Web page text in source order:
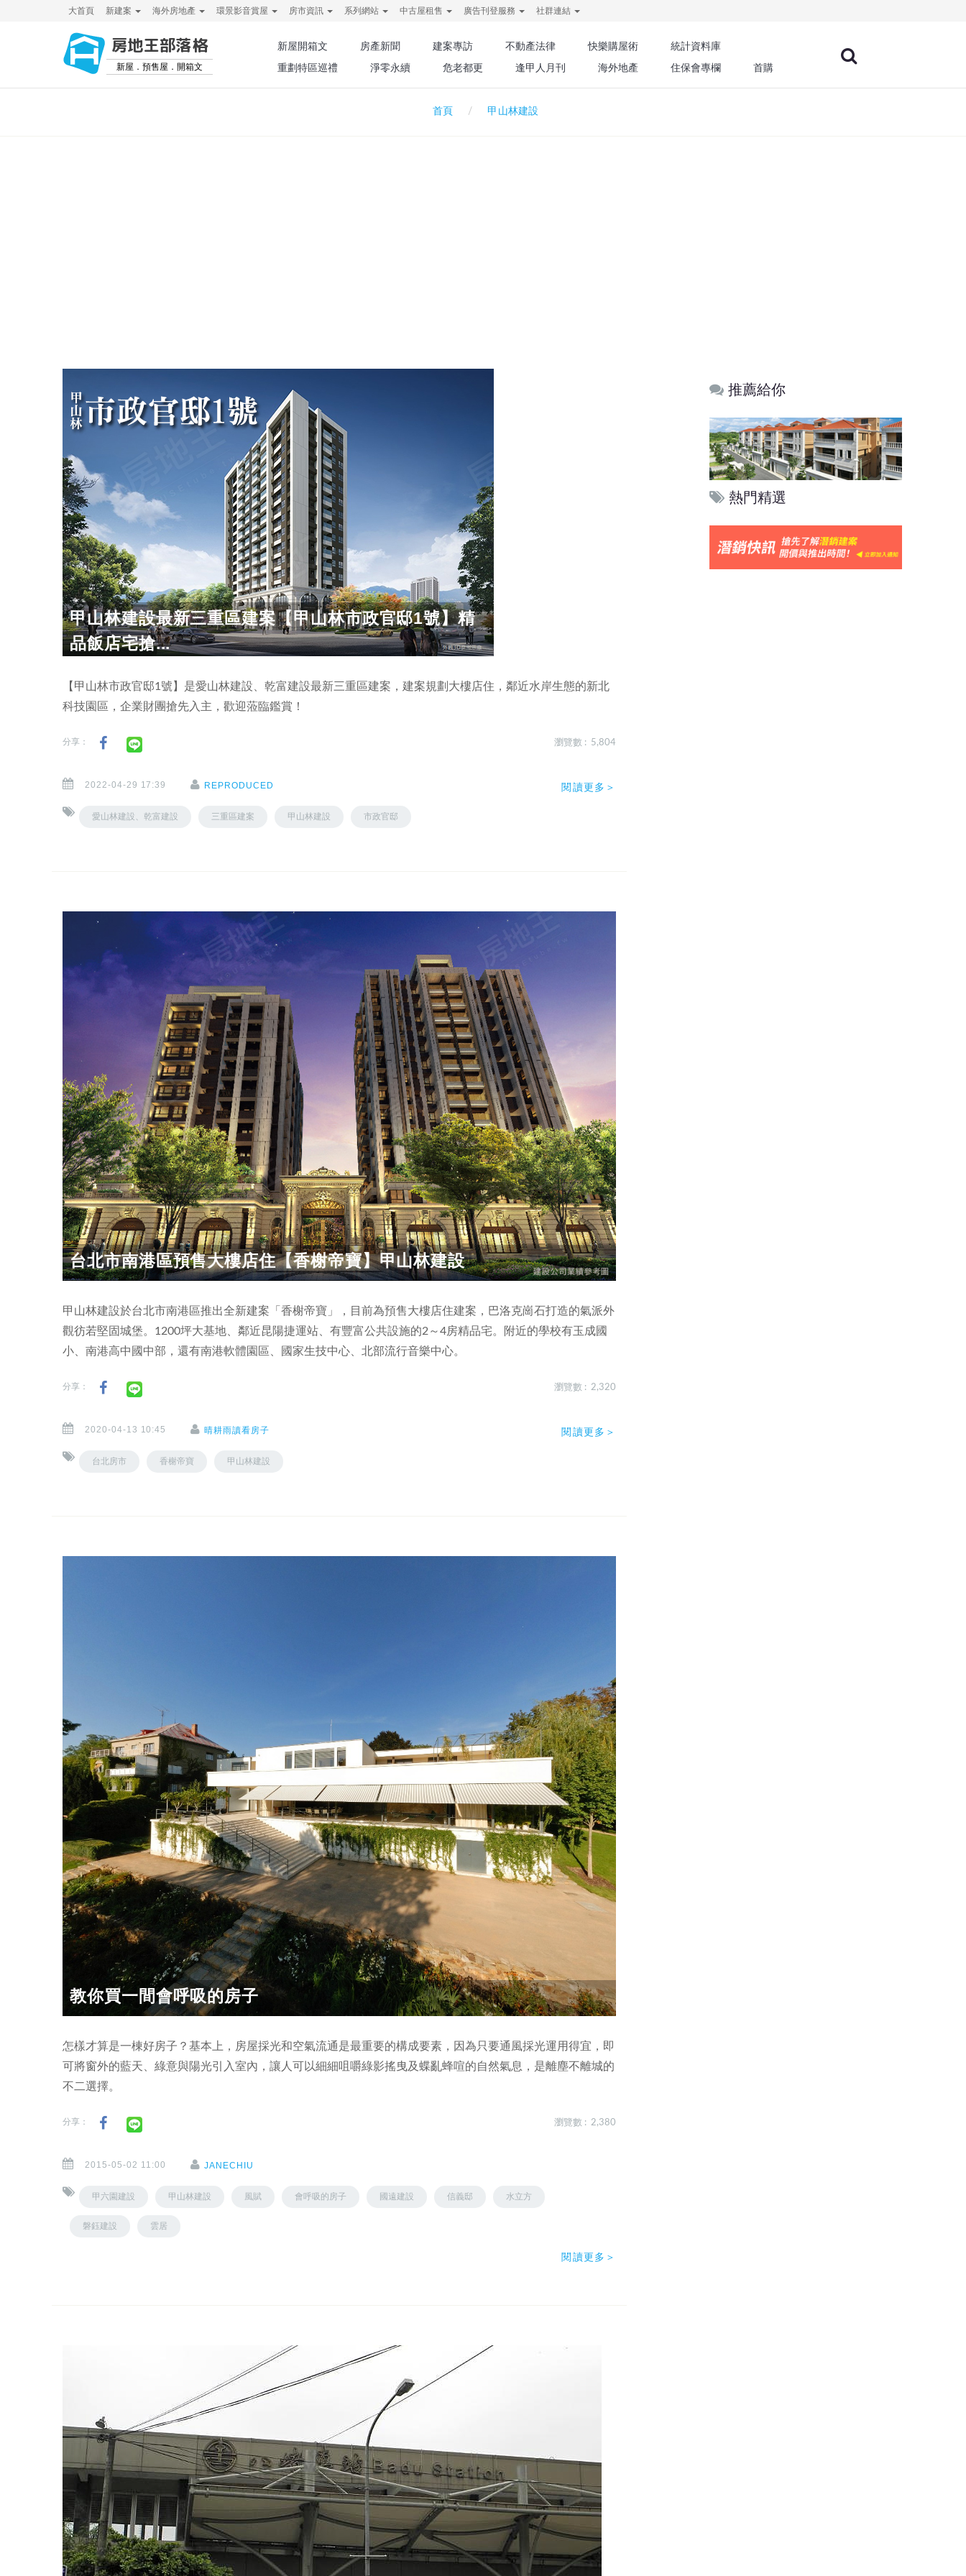
大首頁 新建案 海外房地產 環景影音賞屋 房市資訊 系列網站 中古屋租售 廣告刊登服務 社群連結
房地王部落格
新屋．預售屋．開箱文
新屋開箱文 房產新聞 建案專訪 不動產法律 快樂購屋術
統計資料庫
重劃特區巡禮
淨零永續 危老都更 逢甲人月刊 海外地產 住保會專欄 首購
首頁 甲山林建設
甲山林建設最新三重區建案【甲山林市政官邸1號】精
品飯店宅搶...
【甲山林市政官邸1號】是愛山林建設、乾富建設最新三重區建案，建案規劃大樓店住，鄰近水岸生態的新北
科技園區，企業財團搶先入主，歡迎蒞臨鑑賞！
分享： 瀏覽數 : 5,804
2022-04-29 17:39 REPRODUCED
愛山林建設、乾富建設 三重區建案 甲山林建設 市政官邸
閱讀更多＞
台北市南港區預售大樓店住【香榭帝寶】甲山林建設
甲山林建設於台北市南港區推出全新建案「香榭帝寶」，目前為預售大樓店住建案，巴洛克崗石打造的氣派外
觀彷若堅固城堡。1200坪大基地、鄰近昆陽捷運站、有豐富公共設施的2～4房精品宅。附近的學校有玉成國
小、南港高中國中部，還有南港軟體園區、國家生技中心、北部流行音樂中心。
分享： 瀏覽數 : 2,320
2020-04-13 10:45 晴耕雨讀看房子
台北房市 香榭帝寶 甲山林建設
閱讀更多＞
教你買一間會呼吸的房子
怎樣才算是一棟好房子？基本上，房屋採光和空氣流通是最重要的構成要素，因為只要通風採光運用得宜，即
可將窗外的藍天、綠意與陽光引入室內，讓人可以細細咀嚼綠影搖曳及蝶亂蜂喧的自然氣息，是離塵不離城的
不二選擇。
分享： 瀏覽數 : 2,380
2015-05-02 11:00 JANECHIU
甲六園建設 甲山林建設 風賦 會呼吸的房子 國遠建設 信義邸 水立方
磐鈺建設 雲居
閱讀更多＞
推薦給你
熱門精選